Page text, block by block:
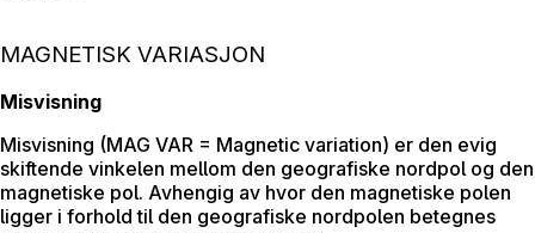
MAGNETISK VARIASJON
Misvisning
Misvisning (MAG VAR = Magnetic variation) er den evig
skiftende vinkelen mellom den geografiske nordpol og den
magnetiske pol. Avhengig av hvor den magnetiske polen
ligger i forhold til den geografiske nordpolen betegnes